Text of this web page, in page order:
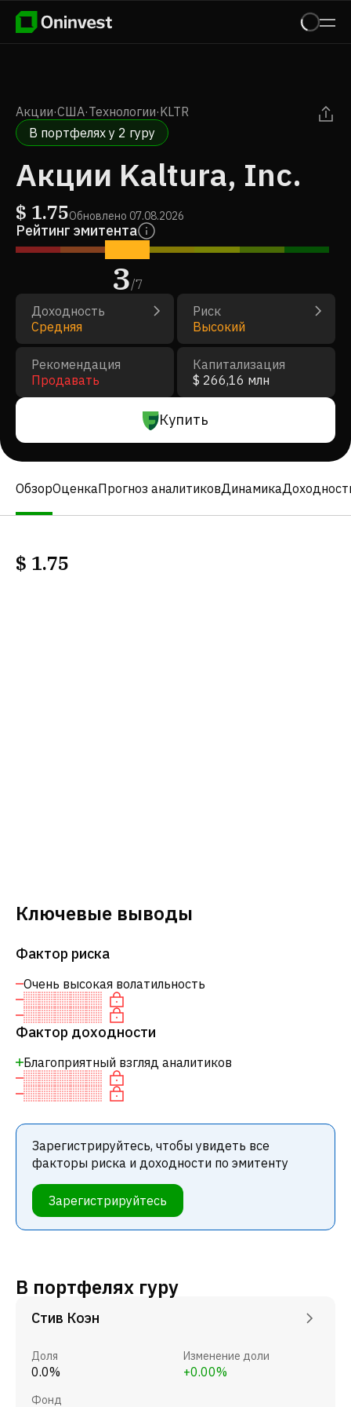
Акции·США·Технологии·KLTR
В портфелях у 2 гуру
Акции Kaltura, Inc.
$ 1.75Обновлено 07.08.2026
Рейтинг эмитента
3/7
Доходность
Средняя
Риск
Высокий
Рекомендация
Продавать
Капитализация
$ 266,16 млн
Купить
ОбзорОценкаПрогноз аналитиковДинамика
$ 1.75
Ключевые выводы
Фактор риска
Очень высокая волатильность
Фактор доходности
Благоприятный взгляд аналитиков
Зарегистрируйтесь, чтобы увидеть все
факторы риска и доходности по эмитенту
Зарегистрируйтесь
В портфелях гуру
Стив Коэн
Доля
0.0%
Изменение доли
+0.00%
Фонд